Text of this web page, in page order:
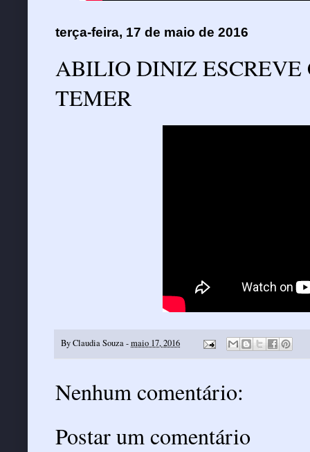
terça-feira, 17 de maio de 2016
ABILIO DINIZ
TEMER
ByClaudia Souza-maio 17, 2016
Nenhum comentário:
Postar um comentário